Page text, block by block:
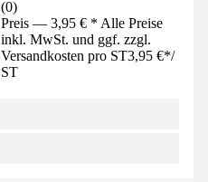
(0)
Preis — 3,95 € * Alle Preise
inkl. MwSt. und ggf. zzgl.
Versandkosten pro ST3,95 €*/
ST